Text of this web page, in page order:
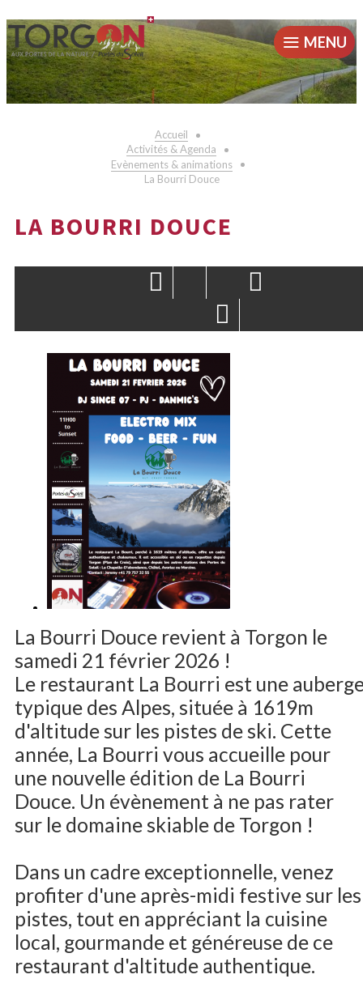
MENU
Accueil
Activités & Agenda
Evènements & animations
La Bourri Douce
LA BOURRI DOUCE
La Bourri Douce revient à Torgon le
samedi 21 février 2026 !
Le restaurant La Bourri est une
typique des Alpes, située à 1619m
d'altitude sur les pistes de ski. Cette
année, La Bourri vous accueille pour
une nouvelle édition de La Bourri
Douce. Un évènement à ne pas rater
sur le domaine skiable de Torgon !
Dans un cadre exceptionnelle, venez
profiter d'une après-midi festive sur les
pistes, tout en appréciant la cuisine
local, gourmande et généreuse de ce
restaurant d'altitude authentique.